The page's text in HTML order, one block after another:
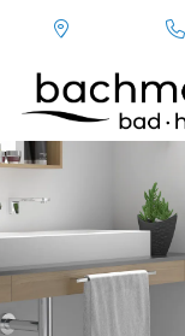
Direkt
zum